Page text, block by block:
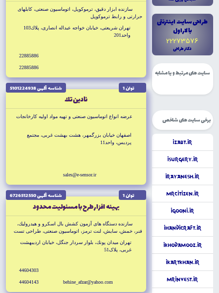
طراحى سايت اينترنتى
با لاراول
22273576
دکتر طراحى
سایت های مرتبط و یا مشابه
برخی سایت های شاخص
iZabt.ir
iSurgery.ir
iRayanesh.ir
MrCitizen.ir
iGooni.ir
iHandiCraft.ir
iKhodAmooz.ir
iKartkhan.ir
Mrinvest.ir
سازنده ابزار دقيق، ترموكوپل، اتوماسيون صنعتى، كابلهاى
حرارتى و رابط ترموكوپل
تهران شريعتى، خيابان خواجه عبداله انصارى، پلاك103
واحد201
22885886
22885886
توان 1 شناسه آگهى 5101224938
نادين تك
عرضه انواع اتوماسيون صنعتى و تهيه مواد اوليه كارخانجات
اصفهان خيابان بزرگمهر، هشت بهشت غربى، مجتمع
پرديس، واحد11
sales@e-sensor.ir
توان 1 شناسه آگهى 6726512550
بهينه افزار طرح با مسئوليت محدود
سازنده دستگاه هاى آزمون كشش بال اسكرو و هيدروليك،
فنر، خمش، سايش، لنت ترمز، اتوماسيون صنعتى، طراحى تست
تهران ميدان پونك، بلوار سردار جنگل، خيابان ارديبهشت
غربى، پلاک51
behine_afzar@yahoo.com
44604303
44604143